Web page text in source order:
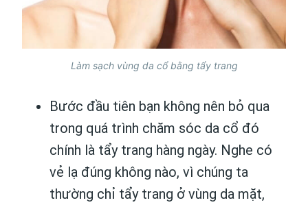
Làm sạch vùng da cổ bằng tẩy trang
Bước đầu tiên bạn không nên bỏ qua
trong quá trình chăm sóc da cổ đó
chính là tẩy trang hàng ngày. Nghe có
vẻ lạ đúng không nào, vì chúng ta
thường chỉ tẩy trang ở vùng da mặt,